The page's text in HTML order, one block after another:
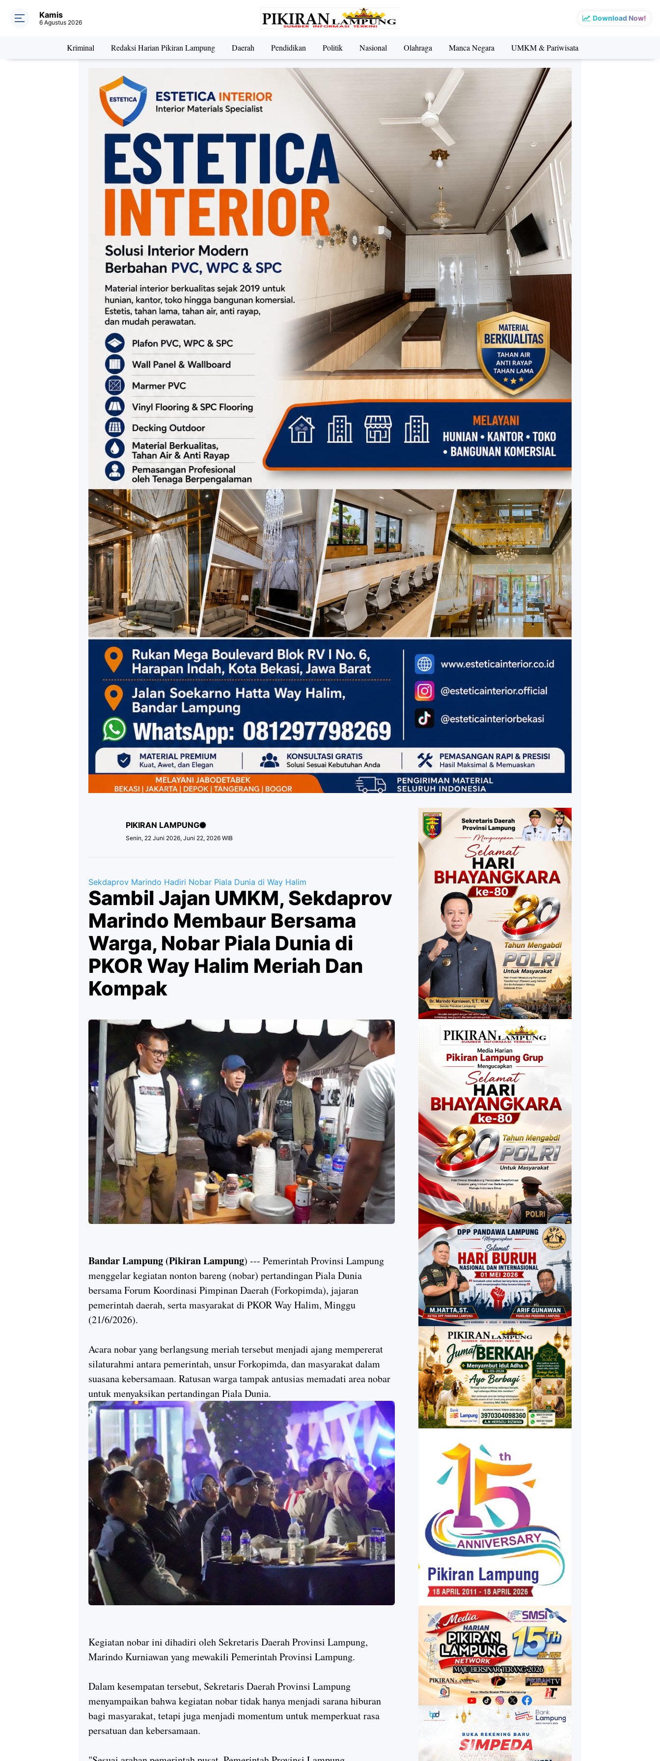
Download Now!
Kamis
6 Agustus 2026
Kriminal Redaksi Harian Pikiran Lampung Daerah Pendidikan Politik Nasional Olahraga Manca Negara UMKM & Pariwisata
Nasional Olahraga Politik UMKM & Pariwisata Manca Negara
PIKIRAN LAMPUNG
Senin, 22 Juni 2026, Juni 22, 2026 WIB
Sekdaprov Marindo Hadiri Nobar Piala Dunia di Way Halim
Sambil Jajan UMKM, Sekdaprov
Marindo Membaur Bersama
Warga, Nobar Piala Dunia di
PKOR Way Halim Meriah Dan
Kompak
Bandar Lampung (Pikiran Lampung) --- Pemerintah Provinsi Lampung
menggelar kegiatan nonton bareng (nobar) pertandingan Piala Dunia
bersama Forum Koordinasi Pimpinan Daerah (Forkopimda), jajaran
pemerintah daerah, serta masyarakat di PKOR Way Halim, Minggu
(21/6/2026).
Acara nobar yang berlangsung meriah tersebut menjadi ajang mempererat
silaturahmi antara pemerintah, unsur Forkopimda, dan masyarakat dalam
suasana kebersamaan. Ratusan warga tampak antusias memadati area nobar
untuk menyaksikan pertandingan Piala Dunia.
Kegiatan nobar ini dihadiri oleh Sekretaris Daerah Provinsi Lampung,
Marindo Kurniawan yang mewakili Pemerintah Provinsi Lampung.
Dalam kesempatan tersebut, Sekretaris Daerah Provinsi Lampung
menyampaikan bahwa kegiatan nobar tidak hanya menjadi sarana hiburan
bagi masyarakat, tetapi juga menjadi momentum untuk memperkuat rasa
persatuan dan kebersamaan.